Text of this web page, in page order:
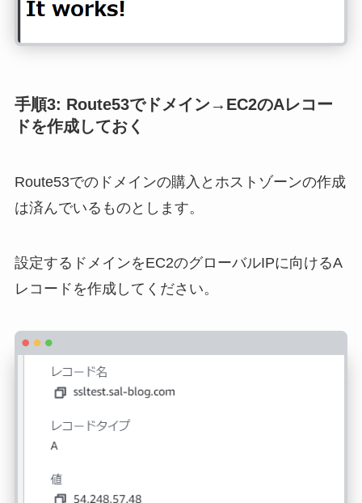
手順3: Route53でドメイン→EC2のAレコー
ドを作成しておく
Route53でのドメインの購入とホストゾーンの作成
は済んでいるものとします。
設定するドメインをEC2のグローバルIPに向けるA
レコードを作成してください。